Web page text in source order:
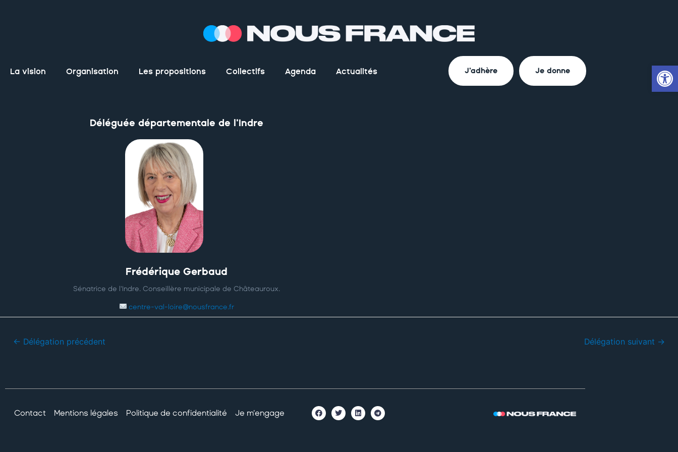
Ouvrir
La vision Organisation Les propositions Collectifs Agenda Actualités J'adhère Je donne
Déléguée départementale de l'Indre
Frédérique Gerbaud
Sénatrice de l'Indre. Conseillère municipale de Châteauroux.
centre-val-loire@nousfrance.fr
← Délégation précédent Délégation suivant →
Contact Mentions légales Politique de confidentialité Je m’engage